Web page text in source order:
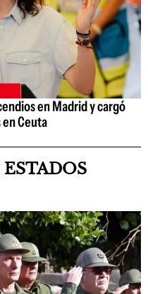
en Madrid y cargó
Ceuta